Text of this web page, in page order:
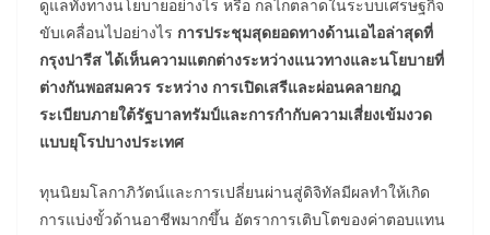
ดูแลทั้งทางนโยบายอย่างไร หรือ กลไกตลาดในระบบเศรษฐกิจ
ขับเคลื่อนไปอย่างไร การประชุมสุดยอดทางด้านเอไอล่าสุดที่
กรุงปารีส ได้เห็นความแตกต่างระหว่างแนวทางและนโยบายที่
ต่างกันพอสมควร ระหว่าง การเปิดเสรีและผ่อนคลายกฎ
ระเบียบภายใต้รัฐบาลทรัมป์และการกำกับความเสี่ยงเข้มงวด
แบบยุโรปบางประเทศ
ทุนนิยมโลกาภิวัตน์และการเปลี่ยนผ่านสู่ดิจิทัลมีผลทำให้เกิด
การแบ่งขั้วด้านอาชีพมากขึ้น อัตราการเติบโตของค่าตอบแทน